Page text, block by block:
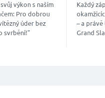
výkon s naším
Pro dobrou
úder bez
svrbění!"
Každý
– a
Grand